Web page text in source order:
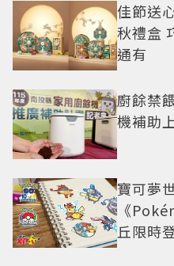
佳節送
秋禮盒
通有
廚餘禁
機補助
寶可夢
《
丘限時